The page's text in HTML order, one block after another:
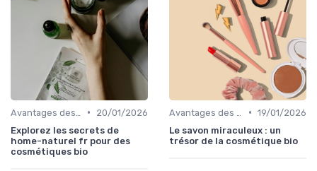
•
20/01/2026
Explorez les secrets de
home-naturel fr pour des
cosmétiques bio
• 19/01/2026
Le savon miraculeux : un
trésor de la cosmétique bio